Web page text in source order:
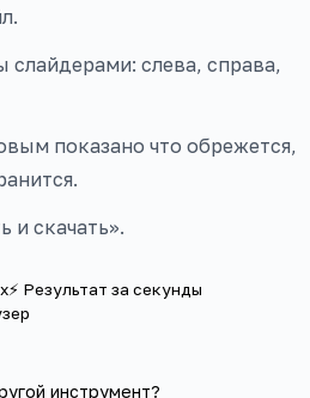
слайдерами: слева, справа,
показано что обрежется,
и скачать».
⚡ Результат за секунды
инструмент?